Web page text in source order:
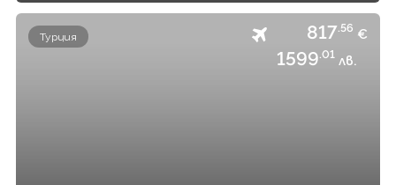
Турция 817.56 €
1599.01 лв.